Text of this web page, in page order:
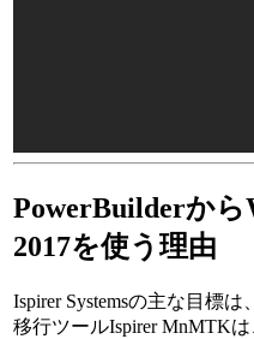
PowerBuilderか
2017を使う理由
Ispirer Systemsの主な目標
移行ツールIspirer MnMTK